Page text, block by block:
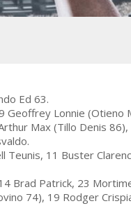
Ed 63.
Geoffrey Lonnie (Otieno
Max (Tillo Denis
Teunis, 11 Buster
Brad Patrick, 23
74), 19 Rodger